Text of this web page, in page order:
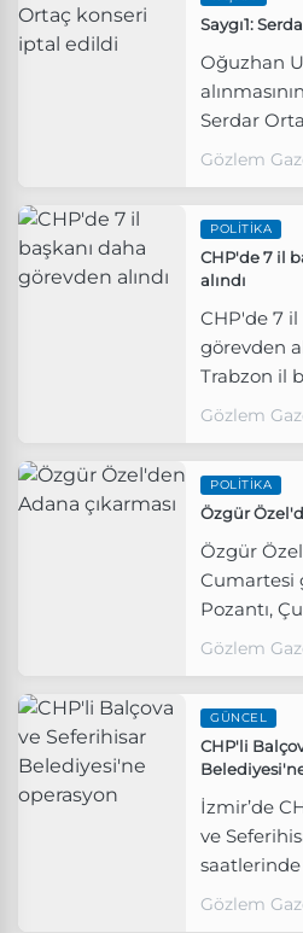
Saygı1:
Oğuzhan
Serdar
Gözlem
POLITIKA
CHP'de 7 il
alındı
CHP'de 7 il
görevden
Trabzon il
İl Başkanı
Gözlem
POLITIKA
Özgür
Özgür
Cumartesi
Pozantı,
ilçelerinde
Gözlem
GÜNCEL
CHP'li
İzmir’de
ve
Gözlem